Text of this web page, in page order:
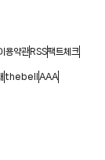
용약관 RSS팩트체크
thebell AAA